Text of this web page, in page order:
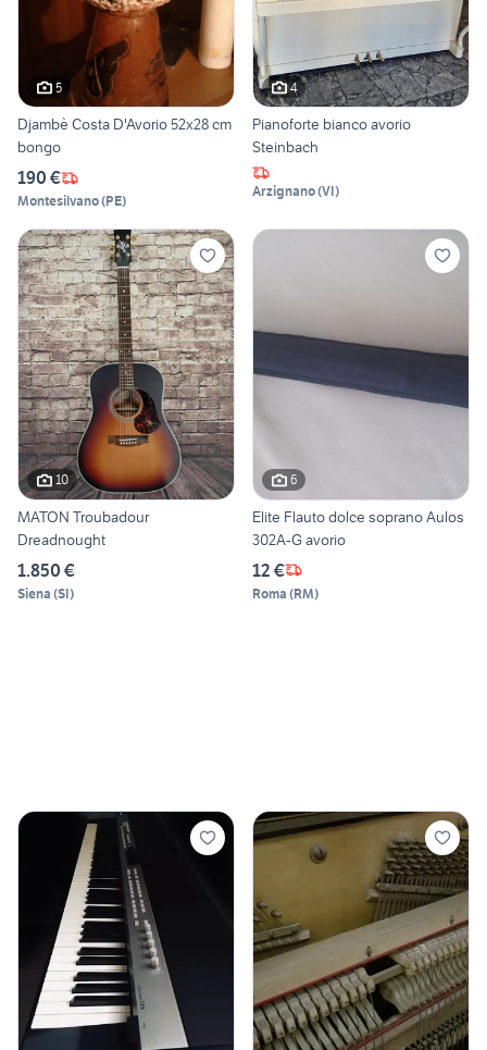
5
Djambè Costa D'Avorio 52x28 cm
bongo
190 €
Montesilvano(PE)
4
Pianoforte bianco avorio
Steinbach
Arzignano(VI)
10
MATON Troubadour
Dreadnought
1.850 €
Siena (SI)
6
Elite Flauto dolce soprano Aulos
302A-G avorio
12 €
Roma (RM)